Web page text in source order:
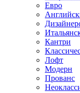
Евро
Кантри
Лофт
Модерн
Прованс